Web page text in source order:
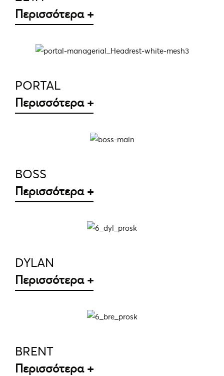
Περισσότερα +
ΛΕΠΤΟΜΈΡΕΙΕΣ
PORTAL
Περισσότερα +
ΛΕΠΤΟΜΈΡΕΙΕΣ
BOSS
Περισσότερα +
ΛΕΠΤΟΜΈΡΕΙΕΣ
DYLAN
Περισσότερα +
ΛΕΠΤΟΜΈΡΕΙΕΣ
BRENT
Περισσότερα +